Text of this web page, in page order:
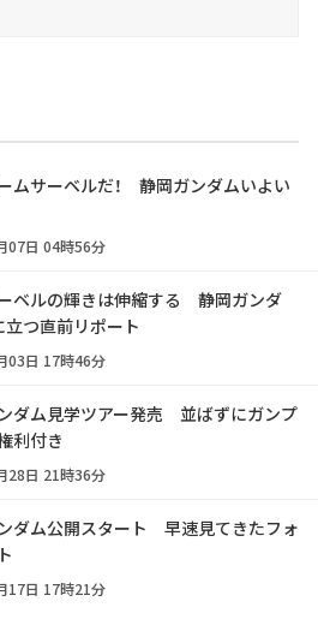
ムサーベルだ！ 静岡ガンダムいよい
07日 04時56分
ベルの輝きは伸縮する 静岡ガンダ
立つ直前リポート
03日 17時46分
ダム見学ツアー発売 並ばずにガンプ
利付き
28日 21時36分
ダム公開スタート 早速見てきたフォ
17日 17時21分